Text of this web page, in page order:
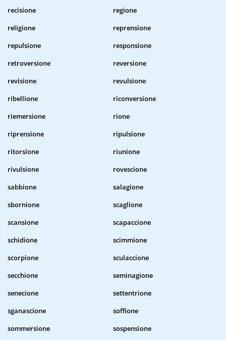
recisione
regione
religione
reprensione
repulsione
responsione
retroversione
reversione
revisione
revulsione
ribellione
riconversione
riemersione
rione
riprensione
ripulsione
ritorsione
riunione
rivulsione
rovescione
sabbione
salagione
sbornione
scaglione
scansione
scapaccione
schidione
scimmione
scorpione
sculaccione
secchione
seminagione
senecione
settentrione
sganascione
soffione
sommersione
sospensione